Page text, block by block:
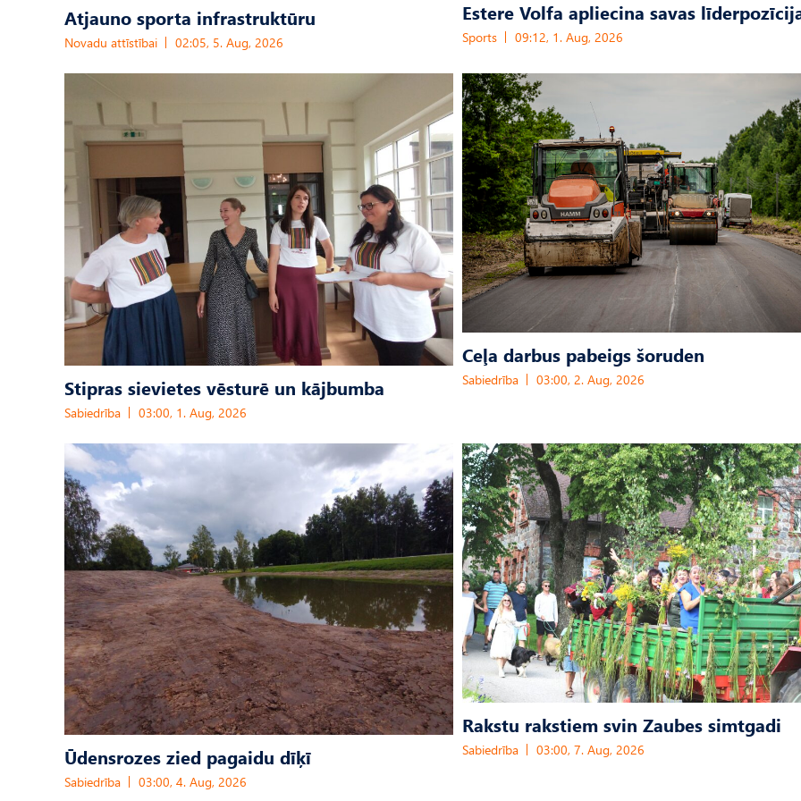
Atjauno sporta infrastruktūru
Novadu attīstībai 02:05, 5. Aug, 2026
Estere Volfa apliecina savas
Sports 09:12, 1. Aug, 2026
Stipras sievietes vēsturē un kājbumba
Sabiedrība 03:00, 1. Aug, 2026
Ceļa darbus pabeigs šoruden
Sabiedrība 03:00, 2. Aug, 2026
Ūdensrozes zied pagaidu dīķī
Sabiedrība 03:00, 4. Aug, 2026
Rakstu rakstiem svin Zaubes simtgadi
Sabiedrība 03:00, 7. Aug, 2026